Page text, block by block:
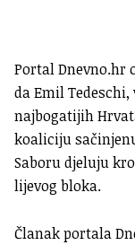
Portal Dnevno.hr
da Emil
najbogatijih
koaliciju
Saboru djeluju
lijevog bloka.
Članak portala